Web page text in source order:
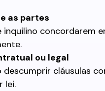
as partes
inquilino concordarem
ou legal
descumprir cláusulas
lei.